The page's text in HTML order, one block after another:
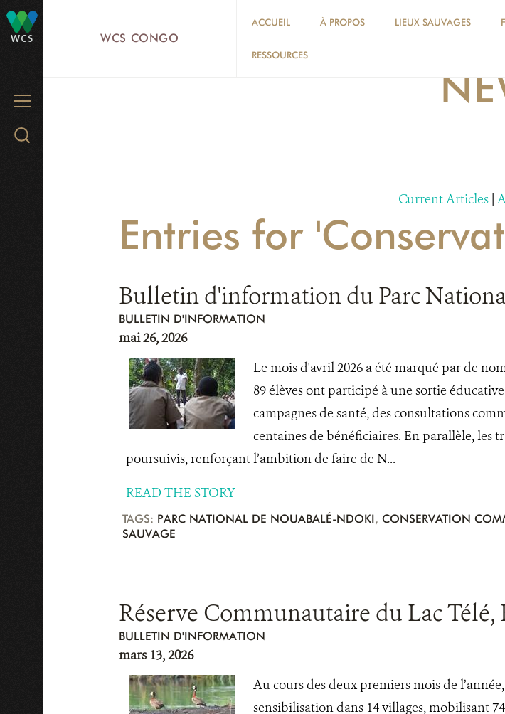
WCS
MENU
Search
WCS CONGO
ACCUEIL À PROPOS LIEUX SAUVAGES
RESSOURCES
Current Articles |
Entries for
Bulletin d'information du Parc
BULLETIN D'INFORMATION
mai 26, 2026
Le mois d'avril 2026 a été marqué par de
89 élèves ont participé à une sortie
campagnes de santé, des consultations
centaines de bénéficiaires. En parallèle, les
poursuivis, renforçant l’ambition de faire de N...
READ THE STORY
TAGS: PARC NATIONAL DE NOUABALÉ-NDOKI, CONSERVATION
SAUVAGE
Réserve Communautaire du Lac
BULLETIN D'INFORMATION
mars 13, 2026
Au cours des deux premiers mois de
sensibilisation dans 14 villages, mobilisant